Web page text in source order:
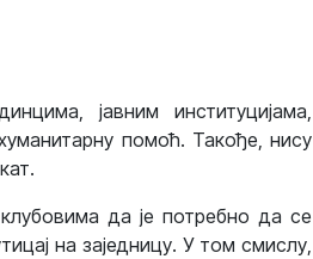
јавним институцијама,
помоћ. Такође, нису
да је потребно да се
на заједницу. У том смислу,